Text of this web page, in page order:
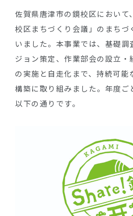
佐賀県唐津市の鏡校区において
校区まちづくり会議」のまちづ
いました。本事業では、基礎調
ジョン策定、作業部会の設立・
の実施と自走化まで、持続可能
構築に取り組みました。年度ご
以下の通りです。